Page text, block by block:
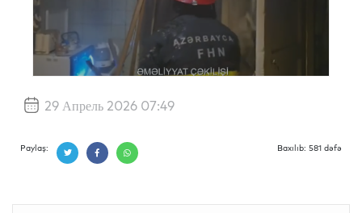
29 Апрель 2026 07:49
Paylaş: Baxılıb: 581 dəfə